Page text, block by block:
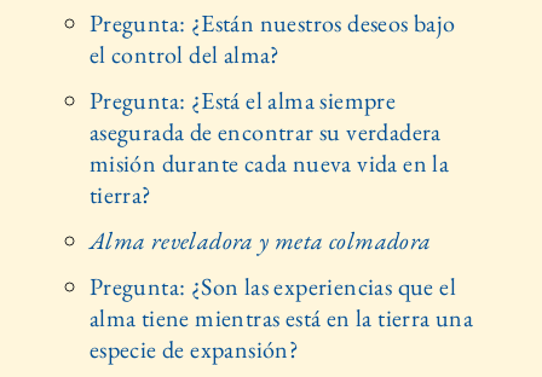
Pregunta: ¿Están nuestros deseos bajo
el control del alma?
Pregunta: ¿Está el alma siempre
asegurada de encontrar su verdadera
misión durante cada nueva vida en la
tierra?
Alma reveladora y meta colmadora
Pregunta: ¿Son las experiencias que el
alma tiene mientras está en la tierra una
especie de expansión?